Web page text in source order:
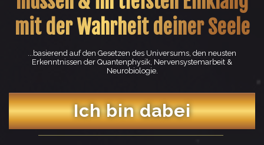
mit der Wahrheit deiner Seele
...basierend auf den Gesetzen des Universums, den neusten
Erkenntnissen der Quantenphysik, Nervensystemarbeit &
Neurobiologie.
Ich bin dabei